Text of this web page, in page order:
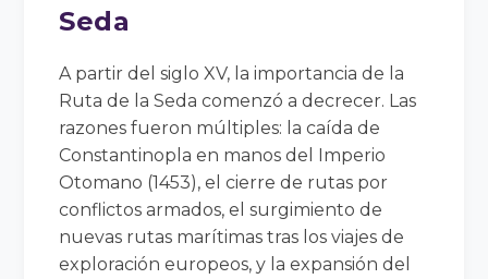
Seda
A partir del siglo XV, la importancia de la
Ruta de la Seda comenzó a decrecer. Las
razones fueron múltiples: la caída de
Constantinopla en manos del Imperio
Otomano (1453), el cierre de rutas por
conflictos armados, el surgimiento de
nuevas rutas marítimas tras los viajes de
exploración europeos, y la expansión del